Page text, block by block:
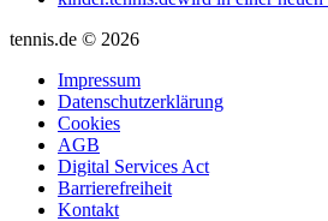
tennis.de © 2026
Impressum
Datenschutzerklärung
Cookies
AGB
Digital Services Act
Barrierefreiheit
Kontakt